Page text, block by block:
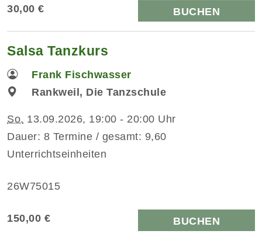
30,00 € BUCHEN
Salsa Tanzkurs
Frank Fischwasser
Rankweil, Die Tanzschule
So. 13.09.2026, 19:00 - 20:00 Uhr
Dauer: 8 Termine / gesamt: 9,60
Unterrichtseinheiten
26W75015
150,00 € BUCHEN